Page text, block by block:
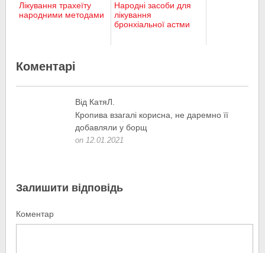
Лікування трахеїту
народними методами
Народні засоби для
лікування
бронхіальної астми
Коментарі
Від КатяЛ.
Кропива взагалі корисна, не даремно її
добавляли у борщ
on 12.01.2021
Залишити відповідь
Коментар